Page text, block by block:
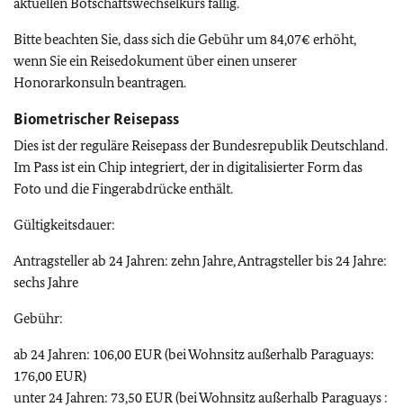
Bitte beachten Sie, dass sich die Gebühr um 84,07€ erhöht,
wenn Sie ein Reisedokument über einen unserer
Honorarkonsuln beantragen.
Biometrischer Reisepass
Dies ist der reguläre Reisepass der Bundesrepublik Deutschland.
Im Pass ist ein Chip integriert, der in digitalisierter Form das
Foto und die Fingerabdrücke enthält.
Gültigkeitsdauer:
Antragsteller ab 24 Jahren: zehn Jahre, Antragsteller bis 24 Jahre:
sechs Jahre
Gebühr:
ab 24 Jahren: 106,00 EUR (bei Wohnsitz außerhalb Paraguays:
176,00 EUR)
unter 24 Jahren: 73,50 EUR (bei Wohnsitz außerhalb Paraguays :